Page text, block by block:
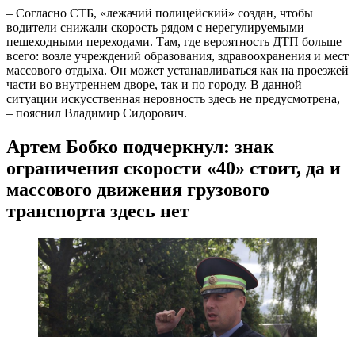
– Согласно СТБ, «лежачий полицейский» создан, чтобы
водители снижали скорость рядом с нерегулируемыми
пешеходными переходами. Там, где вероятность ДТП больше
всего: возле учреждений образования, здравоохранения и мест
массового отдыха. Он может устанавливаться как на проезжей
части во внутреннем дворе, так и по городу. В данной
ситуации искусственная неровность здесь не предусмотрена,
– пояснил Владимир Сидорович.
Артем Бобко подчеркнул: знак
ограничения скорости «40» стоит, да и
массового движения грузового
транспорта здесь нет